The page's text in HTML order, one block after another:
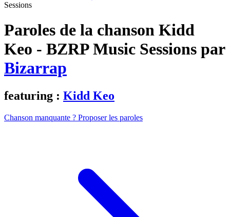
Sessions
Paroles de la chanson Kidd
Keo - BZRP Music Sessions par
Bizarrap
featuring : Kidd Keo
Chanson manquante ? Proposer les paroles